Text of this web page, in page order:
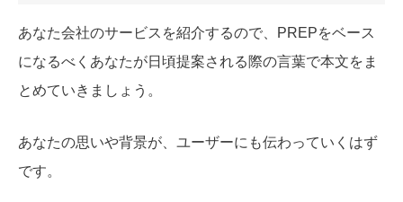
あなた会社のサービスを紹介するので、PREPをベース
になるべくあなたが日頃提案される際の言葉で本文をま
とめていきましょう。
あなたの思いや背景が、ユーザーにも伝わっていくはず
です。